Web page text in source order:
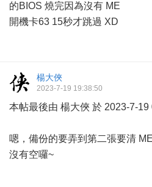
的BIOS 燒完因為沒有 ME
開機卡63 15秒才跳過 XD
楊大俠
2023-7-19 19:38:50
本帖最後由 楊大俠 於 2023-7-19
嗯，備份的要弄到第二張要清
沒有空囉~